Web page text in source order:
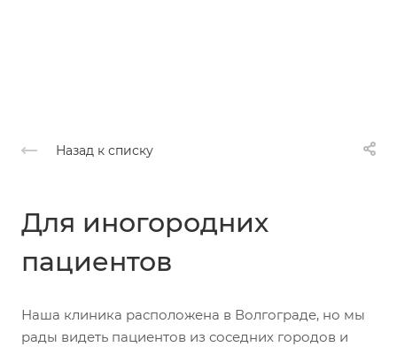
Назад к списку
Для иногородних
пациентов
Наша клиника расположена в Волгограде, но мы
рады видеть пациентов из соседних городов и